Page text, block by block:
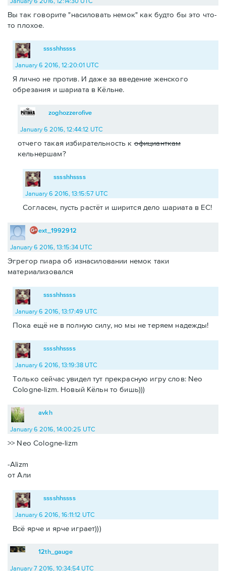
Вы так говорите "насиловать немок" как будто бы это что-
то плохое.
sssshhssss
January 6 2016, 12:20:01 UTC
Я лично не против. И даже за введение женского
обрезания и шариата в Кёльне.
zoghozzerofive
January 6 2016, 12:44:12 UTC
отчего такая избирательность кофицианткам
кельнершам?
sssshhssss
January 6 2016, 13:15:57 UTC
Согласен, пусть растёт и ширится дело шариата в ЕС!
ext_1992912
January 6 2016, 13:15:34 UTC
Эгрегор пиара об изнасиловании немок таки
материализовался
sssshhssss
January 6 2016, 13:17:49 UTC
Пока ещё не в полную силу, но мы не теряем надежды!
sssshhssss
January 6 2016, 13:19:38 UTC
Только сейчас увидел тут прекрасную игру слов: Neo
Cologne-lizm. Новый Кёльн то бишь)))
avkh
January 6 2016, 14:00:25 UTC
>> Neo Cologne-lizm
-Alizm
от Али
sssshhssss
January 6 2016, 16:11:12 UTC
Всё ярче и ярче играет)))
12th_gauge
January 7 2016, 10:34:54 UTC